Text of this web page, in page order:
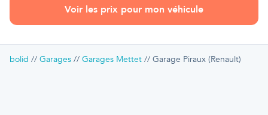
Voir les prix pour mon véhicule
bolid Garages Garages Mettet Garage Piraux (Renault)